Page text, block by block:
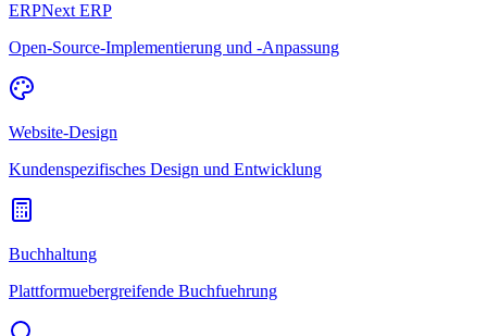
ERPNext ERP
Open-Source-Implementierung und -Anpassung
Website-Design
Kundenspezifisches Design und Entwicklung
Buchhaltung
Plattformuebergreifende Buchfuehrung